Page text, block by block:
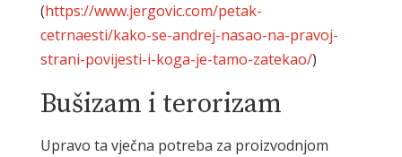
(https://www.jergovic.com/petak-
cetrnaesti/kako-se-andrej-nasao-na-pravoj-
strani-povijesti-i-koga-je-tamo-zatekao/)
Bušizam i terorizam
Upravo ta vječna potreba za proizvodnjom